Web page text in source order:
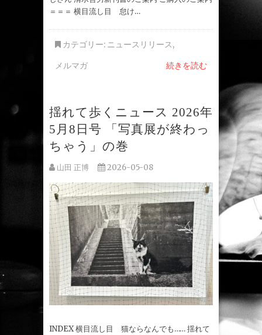
＝＝＝ 横目流し目 怠け…
カテゴリー: ニュースリリース,
メルマガ
続きを読む
揺れて歩くニュース 2026年
5月8日号 「写真展が終わっ
ちゃう」の巻
山田 正博 2026-05-08
INDEX 横目流し目 猫ならなんでも…… 揺れて